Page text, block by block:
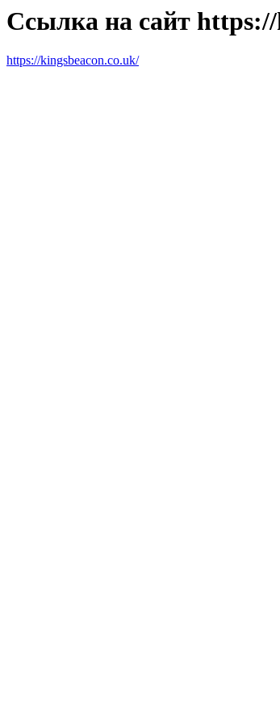
Ссылка на сайт
https://kingsbeacon.co.uk/